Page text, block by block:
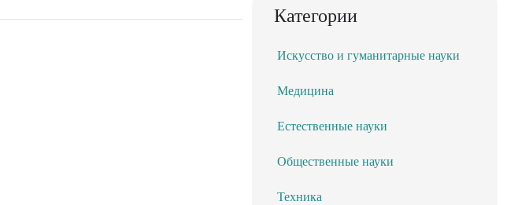
Категории
Искусство и гуманитарные науки
Медицина
Естественные науки
Общественные науки
Техника